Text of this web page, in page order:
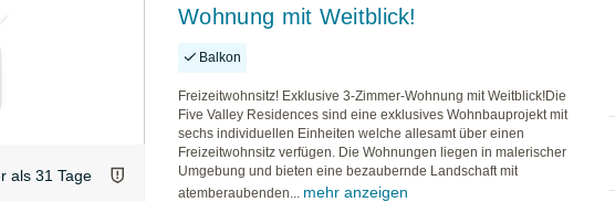
als 31 Tage
Wohnung mit Weitblick!
Balkon
Freizeitwohnsitz! Exklusive 3-Zimmer-Wohnung mit Weitblick!Die
Five Valley Residences sind eine exklusives Wohnbauprojekt mit
sechs individuellen Einheiten welche allesamt über einen
Freizeitwohnsitz verfügen. Die Wohnungen liegen in malerischer
Umgebung und bieten eine bezaubernde Landschaft mit
atemberaubenden... mehr anzeigen